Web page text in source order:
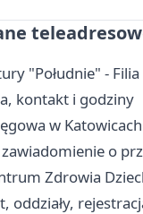
"Południe" -
kontakt i godziny
w
o
Zdrowia
oddziały,